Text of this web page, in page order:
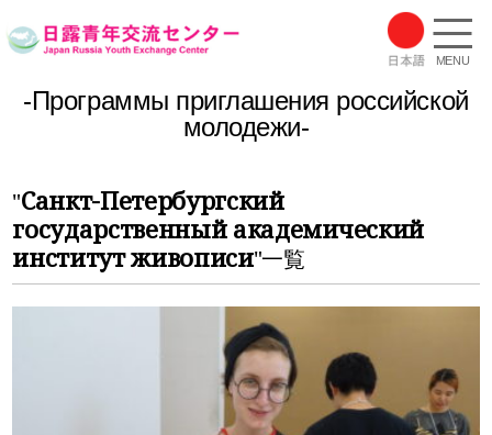
MENU
-Программы приглашения российской
молодежи-
"Санкт-Петербургский
государственный академический
институт живописи"一覧